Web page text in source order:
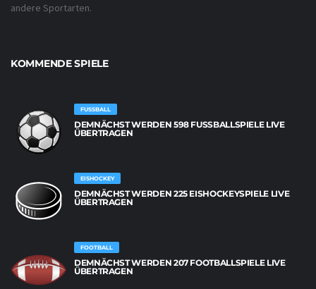
andere Sportarten.
KOMMENDE SPIELE
FUSSBALL
DEMNÄCHST WERDEN 598 FUSSBALLSPIELE LIVE Ü
BERTRAGEN
EISHOCKEY
DEMNÄCHST WERDEN 225 EISHOCKEYSPIELE LIVE
ÜBERTRAGEN
FOOTBALL
DEMNÄCHST WERDEN 207 FOOTBALLSPIELE LIVE
ÜBERTRAGEN